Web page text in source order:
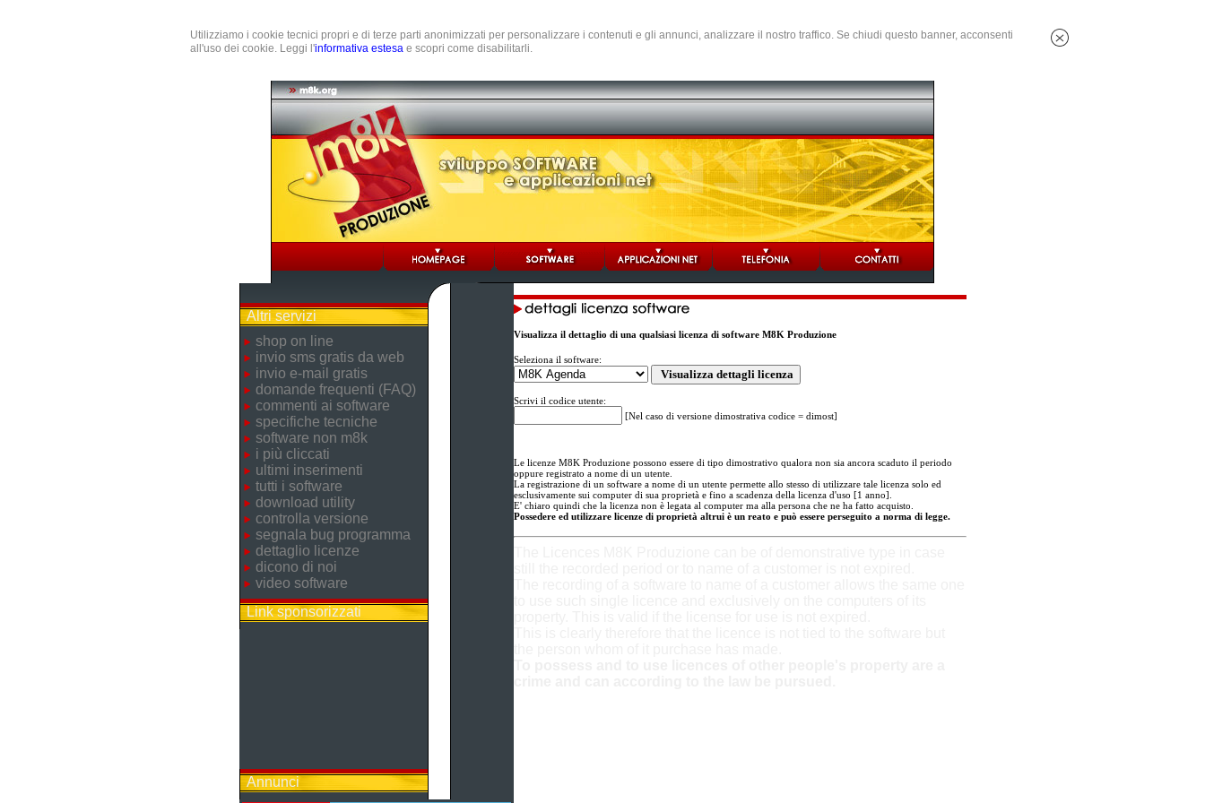
Utilizziamo i cookie tecnici propri e di terze parti anonimizzati per personalizzare i contenuti e gli annunci, analizzare il nostro traffico. Se chiudi questo banner, acconsenti
all'uso dei cookie. Leggi l'informativa estesa e scopri come disabilitarli.
Altri servizi
shop on line
invio sms gratis da web
invio e-mail gratis
domande frequenti (FAQ)
commenti ai software
specifiche tecniche
software non m8k
i più cliccati
ultimi inserimenti
tutti i software
download utility
controlla versione
segnala bug programma
dettaglio licenze
dicono di noi
video software
Link sponsorizzati
Annunci
Visualizza il dettaglio di una qualsiasi licenza di software M8K Produzione
Seleziona il software:
Scrivi il codice utente:
[Nel caso di versione dimostrativa codice = dimost]
Le licenze M8K Produzione possono essere di tipo dimostrativo qualora non sia ancora scaduto il periodo
oppure registrato a nome di un utente.
La registrazione di un software a nome di un utente permette allo stesso di utilizzare tale licenza solo ed
esclusivamente sui computer di sua proprietà e fino a scadenza della licenza d'uso [1 anno].
E' chiaro quindi che la licenza non è legata al computer ma alla persona che ne ha fatto acquisto.
Possedere ed utilizzare licenze di proprietà altrui è un reato e può essere perseguito a norma di legge.